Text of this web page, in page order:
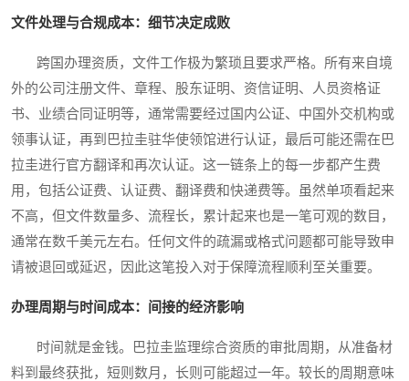
文件处理与合规成本：细节决定成败
跨国办理资质，文件工作极为繁琐且要求严格。所有来自境
外的公司注册文件、章程、股东证明、资信证明、人员资格证
书、业绩合同证明等，通常需要经过国内公证、中国外交机构或
领事认证，再到巴拉圭驻华使领馆进行认证，最后可能还需在巴
拉圭进行官方翻译和再次认证。这一链条上的每一步都产生费
用，包括公证费、认证费、翻译费和快递费等。虽然单项看起来
不高，但文件数量多、流程长，累计起来也是一笔可观的数目，
通常在数千美元左右。任何文件的疏漏或格式问题都可能导致申
请被退回或延迟，因此这笔投入对于保障流程顺利至关重要。
办理周期与时间成本：间接的经济影响
时间就是金钱。巴拉圭监理综合资质的审批周期，从准备材
料到最终获批，短则数月，长则可能超过一年。较长的周期意味